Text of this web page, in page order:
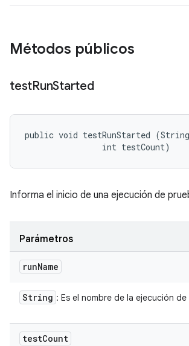
Métodos públicos
testRunStarted
public void testRunStarted (String
                int testCount)
Informa el inicio de una ejecución de
Parámetros
runName
String : Es el nombre de la ejecución
testCount